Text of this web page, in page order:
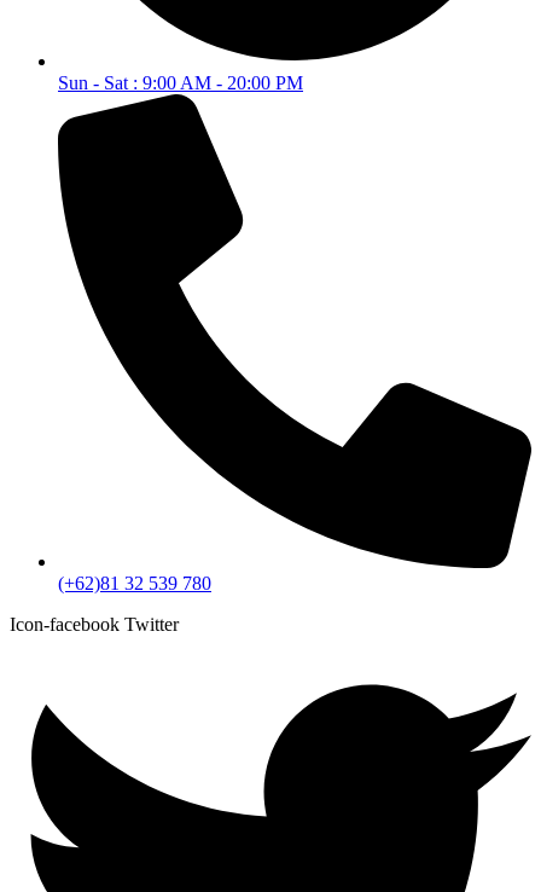
Sun - Sat : 9:00 AM - 20:00 PM
(+62)81 32 539 780
Icon-facebook Twitter